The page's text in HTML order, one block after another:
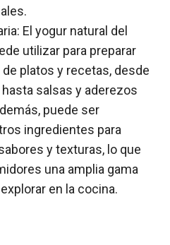
El yogur natural del
utilizar para preparar
de platos y recetas, desde
salsas y aderezos
puede ser
ingredientes para
y texturas, lo que
una amplia gama
en la cocina.